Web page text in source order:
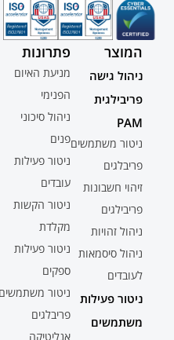
המוצר
ניהול גישה
פריבילגית
PAM
ניטור משתמשים
פריבלגים
זיהוי חשבונות
פריבילגים
ניהול זהויות
ניהול סיסמאות
לעובדים
ניטור פעילות
משתמשים
פתרונות
מניעת האיום
הפנימי
ניהול סיכוני
פנים
ניטור פעילות
עובדים
ניטור הקשות
מקלדת
ניטור פעילות
ספקים
ניטור משתמשים
פריבלגים
אנליטיקה